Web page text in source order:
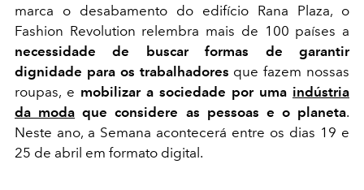
marca o desabamento do edifício Rana Plaza, o
Fashion Revolution relembra mais de 100 países a
necessidade de buscar formas de garantir
dignidade para os trabalhadores que fazem nossas
roupas, e mobilizar a sociedade por uma indústria
da moda que considere as pessoas e o planeta.
Neste ano, a Semana acontecerá entre os dias 19 e
25 de abril em formato digital.